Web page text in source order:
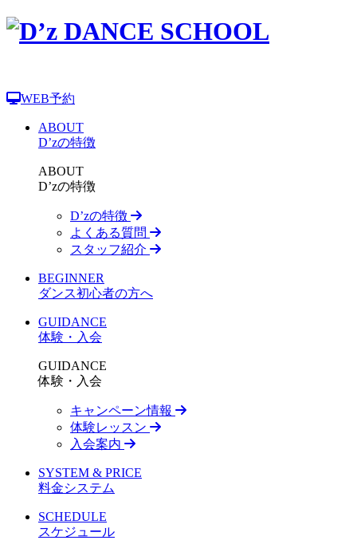
WEB予約
ABOUT
D’zの特徴
ABOUT
D’zの特徴
D’zの特徴
よくある質問
スタッフ紹介
BEGINNER
ダンス初心者の方へ
GUIDANCE
体験・入会
GUIDANCE
体験・入会
キャンペーン情報
体験レッスン
入会案内
SYSTEM & PRICE
料金システム
SCHEDULE
スケジュール